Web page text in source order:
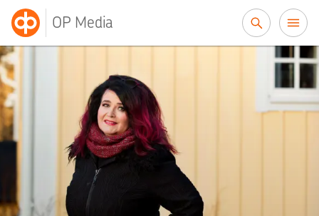
OP Media